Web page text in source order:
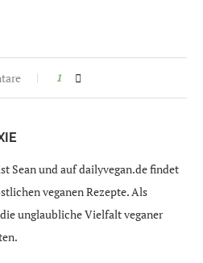
1
Sean und auf dailyvegan.de findet
veganen Rezepte. Als
unglaubliche Vielfalt veganer